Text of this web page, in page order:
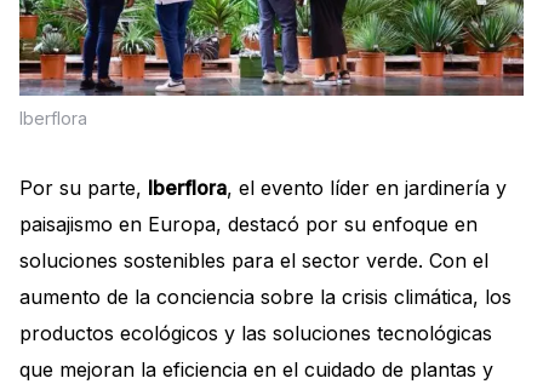
Iberflora
Por su parte, Iberflora, el evento líder en jardinería y
paisajismo en Europa, destacó por su enfoque en
soluciones sostenibles para el sector verde. Con el
aumento de la conciencia sobre la crisis climática, los
productos ecológicos y las soluciones tecnológicas
que mejoran la eficiencia en el cuidado de plantas y